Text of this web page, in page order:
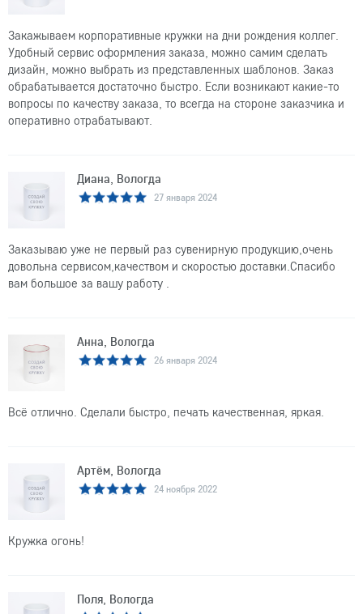
Закажываем корпоративные кружки на дни рождения коллег.
Удобный сервис оформления заказа, можно самим сделать
дизайн, можно выбрать из представленных шаблонов. Заказ
обрабатывается достаточно быстро. Если возникают какие-то
вопросы по качеству заказа, то всегда на стороне заказчика и
оперативно отрабатывают.
Диана, Вологда
27 января 2024
Заказываю уже не первый раз сувенирную продукцию,очень
довольна сервисом,качеством и скоростью доставки.Спасибо
вам большое за вашу работу .
Анна, Вологда
26 января 2024
Всё отлично. Сделали быстро, печать качественная, яркая.
Артём, Вологда
24 ноября 2022
Кружка огонь!
Поля, Вологда